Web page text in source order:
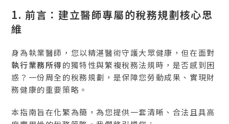
1. 前言：建立醫師專屬的稅務規劃核心思
維
身為執業醫師，您以精湛醫術守護大眾健康，但在面對
執行業務所得的獨特性與繁複稅務法規時，是否感到困
惑？一份周全的稅務規劃，是保障您勞動成果、實現財
務健康的重要策略。
本指南旨在化繁為簡，為您提供一套清晰、合法且具高